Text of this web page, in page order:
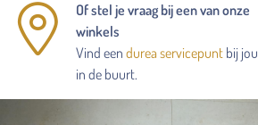
Of stel je vraag bij een van onze
winkels
Vind een durea servicepunt bij jou
in de buurt.